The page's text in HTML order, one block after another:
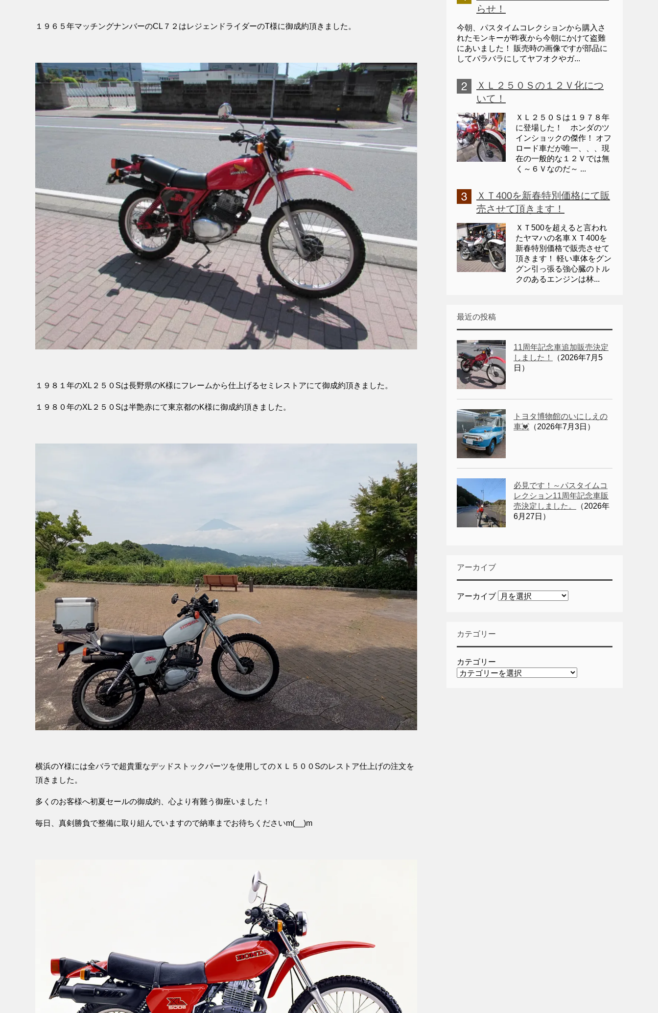
１９６５年マッチングナンバーのCL７２はレジェンドライダーのT様に御成約頂きました。
１９８１年のXL２５０Sは長野県のK様にフレームから仕上げるセミレストアにて御成約頂きました。
１９８０年のXL２５０Sは半艶赤にて東京都のK様に御成約頂きました。
横浜のY様には全バラで超貴重なデッドストックパーツを使用してのＸＬ５００Sのレストア仕上げの注文を
頂きました。
多くのお客様へ初夏セールの御成約、心より有難う御座いました！
毎日、真剣勝負で整備に取り組んでいますので納車までお待ちくださいm(__)m
らせ！
今朝、パスタイムコレクションから購入さ
れたモンキーが昨夜から今朝にかけて盗難
にあいました！ 販売時の画像ですが部品に
してバラバラにしてヤフオクやガ...
ＸＬ２５０Ｓの１２Ｖ化につ
いて！
ＸＬ２５０Ｓは１９７８年
に登場した！ ホンダのツ
インショックの傑作！ オフ
ロード車だが唯一、、、現
在の一般的な１２Ｖでは無
く～６Ｖなのだ～ ...
ＸＴ400を新春特別価格にて販
売させて頂きます！
ＸＴ500を超えると言われ
たヤマハの名車ＸＴ400を
新春特別価格で販売させて
頂きます！ 軽い車体をグン
グン引っ張る強心臓のトル
クのあるエンジンは林...
最近の投稿
11周年記念車追加販売決定
しました！
（2026年7月5
日）
トヨタ博物館のいにしえの
車💓 （2026年7月3日）
必見です！～パスタイムコ
レクション11周年記念車販
売決定しました。
（2026年
6月27日）
アーカイブ
アーカイブ
カテゴリー
カテゴリー